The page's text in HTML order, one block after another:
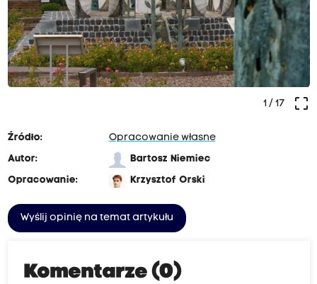
crop_free
1/ 17
Źródło:
Opracowanie własne
Autor:
Bartosz Niemiec
Opracowanie:
Krzysztof Orski
Wyślij opinię na temat artykułu
Komentarze (0)